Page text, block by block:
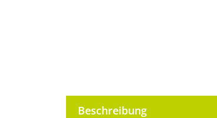
weitere Registerkarten anzeigen
Beschreibung